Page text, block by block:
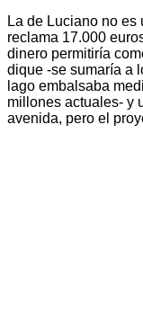
La de Luciano no
reclama 17.000
dinero permitiría
dique -se sumaría a
lago embalsaba
millones actuales- y
avenida, pero el